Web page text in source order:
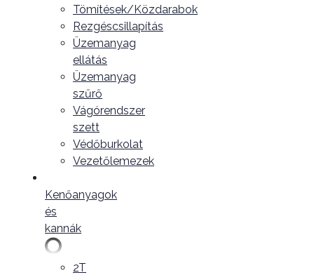
Tömítések/Közdarabok
Rezgéscsillapítás
Üzemanyag
ellátás
Üzemanyag
szűrő
Vágórendszer
szett
Védőburkolat
Vezetőlemezek
Kenőanyagok
és
kannák
2T